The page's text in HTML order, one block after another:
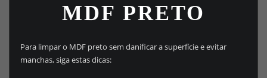
MDF PRETO
Para limpar o MDF preto sem danificar a superfície e evitar
manchas, siga estas dicas: